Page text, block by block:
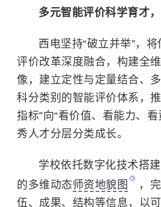
多元智能评价科学育才
西电坚持“破立并举”，
评价改革深度融合，构建全
像，建立定性与定量结合、
科分类别的智能评价体系，
指标”向“看价值、看能力、
秀人才分层分类成长。
学校依托数字化技术搭
的多维动态师资地貌图
，
伍、成果、结构等信息，以